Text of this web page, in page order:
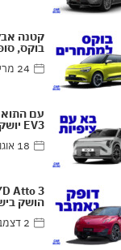
קטנה
בוקס,
24 מרץ 2025
עם
EV3 יושק בקרוב בישראל
18 אוגוסט 2025
הושק
2 דצמבר 2024